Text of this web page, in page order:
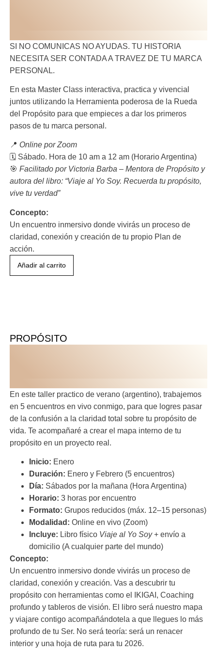
SI NO COMUNICAS NO AYUDAS. TU HISTORIA
NECESITA SER CONTADA A TRAVEZ DE TU MARCA
PERSONAL.
En esta Master Class interactiva, practica y vivencial
juntos utilizando la Herramienta poderosa de la Rueda
del Propósito para que empieces a dar los primeros
pasos de tu marca personal.
📍 Online por Zoom
🗓️ Sábado. Hora de 10 am a 12 am (Horario Argentina)
🎯 Facilitado por Victoria Barba – Mentora de Propósito y
autora del libro: “Viaje al Yo Soy. Recuerda tu propósito,
vive tu verdad”
Concepto:
Un encuentro inmersivo donde vivirás un proceso de
claridad, conexión y creación de tu propio Plan de
acción.
Añadir al carrito
PROPÓSITO
En este taller practico de verano (argentino), trabajemos
en 5 encuentros en vivo conmigo, para que logres pasar
de la confusión a la claridad total sobre tu propósito de
vida. Te acompañaré a crear el mapa interno de tu
propósito en un proyecto real.
Inicio: Enero
Duración: Enero y Febrero (5 encuentros)
Día: Sábados por la mañana (Hora Argentina)
Horario: 3 horas por encuentro
Formato: Grupos reducidos (máx. 12–15 personas)
Modalidad: Online en vivo (Zoom)
Incluye: Libro físico Viaje al Yo Soy+ envío a
domicilio (A cualquier parte del mundo)
Concepto:
Un encuentro inmersivo donde vivirás un proceso de
claridad, conexión y creación. Vas a descubrir tu
propósito con herramientas como el IKIGAI, Coaching
profundo y tableros de visión. El libro será nuestro mapa
y viajare contigo acompañándotela a que llegues lo más
profundo de tu Ser. No será teoría: será un renacer
interior y una hoja de ruta para tu 2026.